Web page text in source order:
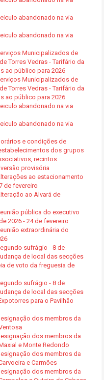
abandonado na via
abandonado na via
Municipalizados de
Torres Vedras - Tarifário da
ao público para 2026
Municipalizados de
Torres Vedras - Tarifário da
ao público para 2026
abandonado na via
abandonado na via
e condições de
dos grupos
recintos
provisória
ao estacionamento
de fevereiro
ao Alvará de
pública do executivo
2026 - 24 de fevereiro
extraordinária do
sufrágio - 8 de
de local das secções
de voto da freguesia de
sufrágio - 8 de
de local das secções
para o Pavilhão
dos membros da
dos membros da
e Monte Redondo
dos membros da
e Carmões
dos membros da